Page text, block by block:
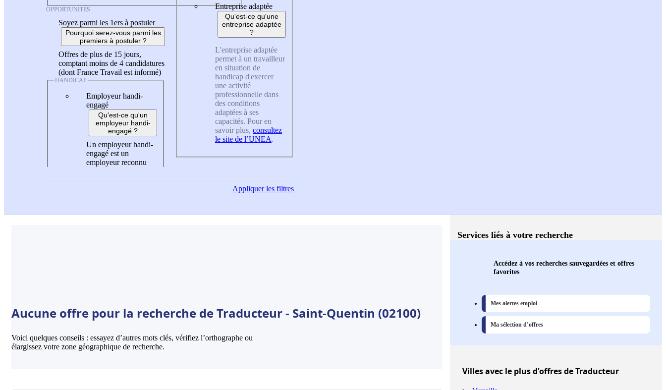
OPPORTUNITÉS
Soyez parmi les 1ers à postuler
Pourquoi serez-vous parmi les
premiers à postuler ?
Offres de plus de 15 jours,
comptant moins de 4 candidatures
(dont France Travail est informé)
HANDICAP
Employeur handi-
engagé
Qu'est-ce qu'un
employeur handi-
engagé ?
Un employeur handi-
engagé est un
employeur reconnu
Entreprise adaptée
Qu'est-ce qu'une
entreprise adaptée
?
L'entreprise adaptée
permet à un travailleur
en situation de
handicap d'exercer
une activité
professionnelle dans
des conditions
adaptées à ses
capacités. Pour en
savoir plus, consultez
le site de l’UNEA.
Appliquerles filtres
Aucune offre pour la recherche de Traducteur - Saint-Quentin (02100)
Voici quelques conseils : essayez d’autres mots clés, vérifiez l’orthographe ou
élargissez votre zone géographique de recherche.
Services liés à votre recherche
Accédez à vos recherches sauvegardées et offres
favorites
Mes alertes emploi
Ma sélection d’offres
Villesavec le plus d'offres de Traducteur